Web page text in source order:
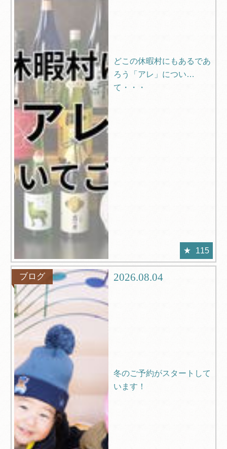
どこの休暇村にもあるであ
ろう「アレ」につい
て・・・
115
ブログ 2026.08.04
冬のご予約がスタートして
います！